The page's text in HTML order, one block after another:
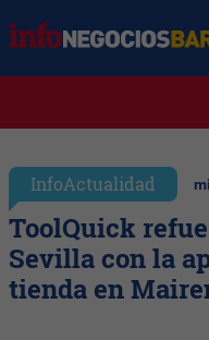
InfoActualidad
ToolQuick
Sevilla con la
tienda en